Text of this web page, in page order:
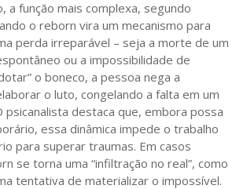
a função mais complexa, segundo
o reborn vira um mecanismo para
perda irreparável – seja a morte de um
ou a impossibilidade de
o boneco, a pessoa nega a
o luto, congelando a falta em um
destaca que, embora possa
essa dinâmica impede o trabalho
para superar traumas. Em casos
se torna uma “infiltração no real”, como
tentativa de materializar o impossível.